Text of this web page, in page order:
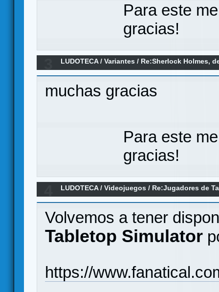
Para este
gracias!
LUDOTECA/Variantes / Re:Sherlock Holmes,
muchas gracias
Para este
gracias!
LUDOTECA/Videojuegos / Re:Jugadores de
Volvemos a tener
Tabletop Simulator
https://